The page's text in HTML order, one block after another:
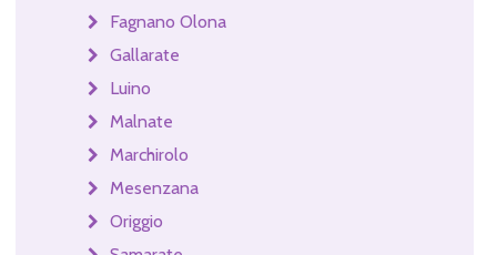
Fagnano Olona
Gallarate
Luino
Malnate
Marchirolo
Mesenzana
Origgio